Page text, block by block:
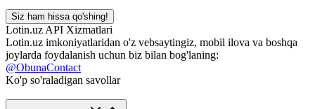
Siz ham hissa qo'shing!
Lotin.uz API Xizmatlari
Lotin.uz imkoniyatlaridan o'z vebsaytingiz, mobil ilova va boshqa
joylarda foydalanish uchun biz bilan bog'laning:
@ObunaContact
Ko'p so'raladigan savollar